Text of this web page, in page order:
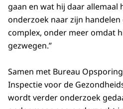
gaan en wat hij daar allemaal
onderzoek naar zijn
complex, onder meer omdat
gezwegen.”
Samen met Bureau
Inspectie voor de
wordt verder onderzoek